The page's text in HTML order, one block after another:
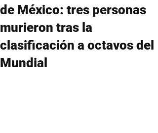
de México: tres personas
murieron tras la
clasificación a octavos del
Mundial